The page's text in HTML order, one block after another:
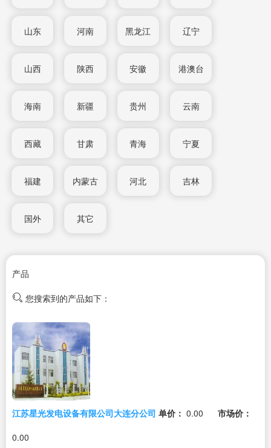
山东 河南 黑龙江 辽宁
山西 陕西 安徽 港澳台
海南 新疆 贵州 云南
西藏 甘肃 青海 宁夏
福建 内蒙古 河北 吉林
国外 其它
产品
您搜索到的产品如下：
江苏星光发电设备有限公司大连分公司 单价： 0.00
市场价：
0.00